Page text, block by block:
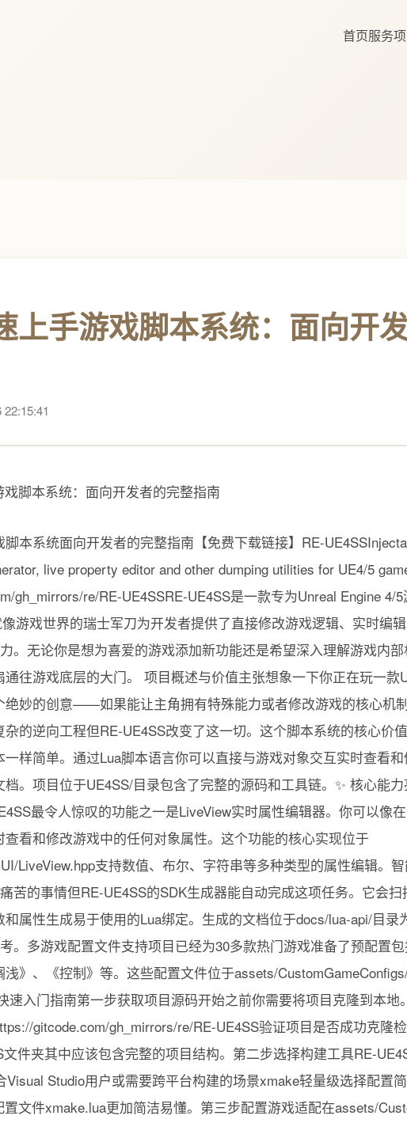
首页服务
上手游戏脚本系统：面向开
本系统面向开发者的完整指南【免费下载链接】RE-
live property editor and other dumping utilities for UE4/5
gh_mirrors/re/RE-UE4SSRE-UE4SS是一款专为Unreal Engine 4/
游戏世界的瑞士军刀为开发者提供了直接修改游戏逻辑、实时编
。无论你是想为喜爱的游戏添加新功能还是希望深入理解游戏内
往游戏底层的大门。 项目概述与价值主张想象一下你正在玩一款
绝妙的创意——如果能让主角拥有特殊能力或者修改游戏的核心机
的逆向工程但RE-UE4SS改变了这一切。这个脚本系统的核心价
样简单。通过Lua脚本语言你可以直接与游戏对象交互实时查看
档。项目位于UE4SS/目录包含了完整的源码和工具链。✨ 核心能
最令人惊叹的功能之一是LiveView实时属性编辑器。你可以像
查看和修改游戏中的任何对象属性。这个功能的核心实现位于
LiveView.hpp支持数值、布尔、字符串等多种类型的属性编辑。
苦的事情但RE-UE4SS的SDK生成器能自动完成这项任务。它会
属性生成易于使用的Lua绑定。生成的文档位于docs/lua-api/目录
。多游戏配置文件支持项目已经为30多款热门游戏准备了预配置
》、《控制》等。这些配置文件位于assets/
速入门指南第一步获取项目源码开始之前你需要将项目克隆到本地
gitcode.com/gh_mirrors/re/RE-UE4SS验证项目是否成功克隆
件夹其中应该包含完整的项目结构。第二步选择构建工具RE-
Visual Studio用户或需要跨平台构建的场景xmake轻量级选择配置
文件xmake.lua更加简洁易懂。第三步配置游戏适配在assets/